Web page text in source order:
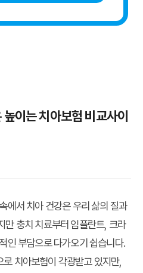
이는 치아보험 비교사이
에서 치아 건강은 우리 삶의 질과
만 충치 치료부터 임플란트, 크라
인 부담으로 다가오기 쉽습니다.
치아보험이 각광받고 있지만,